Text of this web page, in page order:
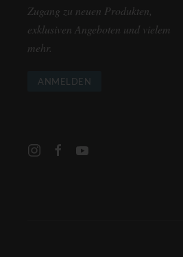
Zugang zu neuen Produkten,
exklusiven Angeboten und vielem
mehr.
ANMELDEN